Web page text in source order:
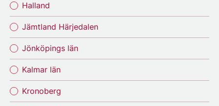
Halland
Jämtland Härjedalen
Jönköpings län
Kalmar län
Kronoberg